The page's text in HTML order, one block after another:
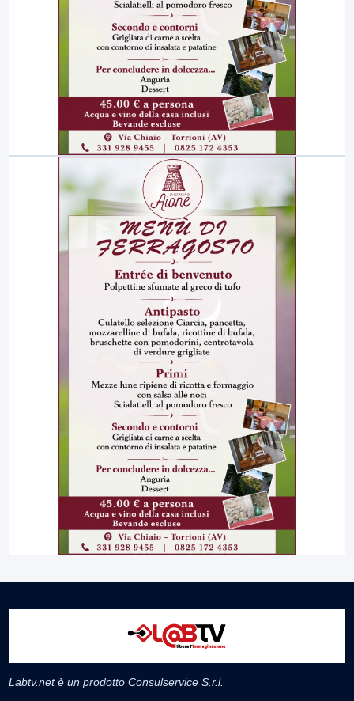
Labtv.net è un prodotto Consulservice S.r.l.